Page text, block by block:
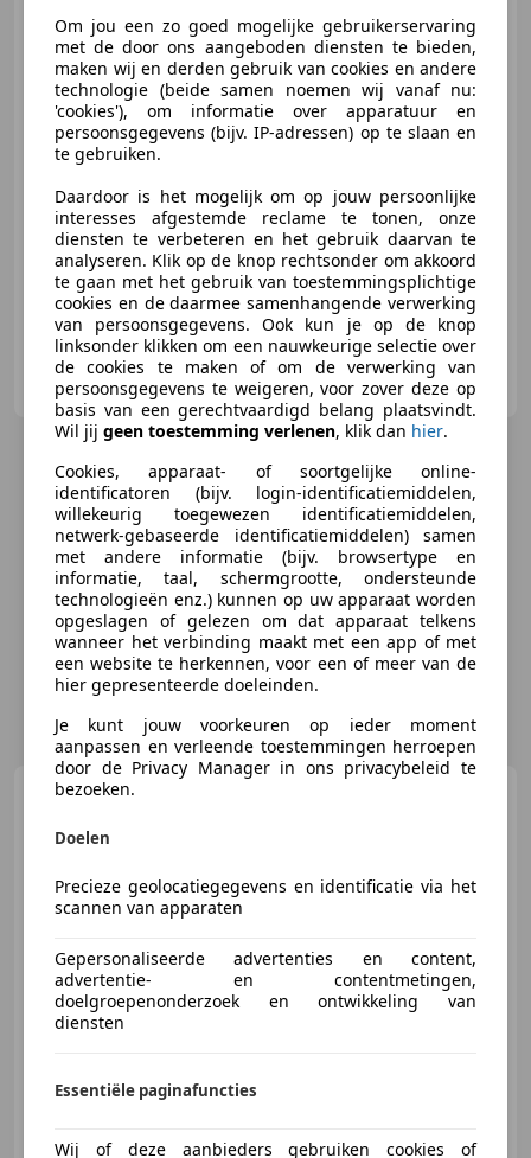
€ 5.950
01/2014 72.912 km Benzine
50 kW (68 PK)
Taeke Automotive
NL-7091 ZZ DINXPERLO
€ 3.844
07/2014 272.590 km
51 kW (69 PK)
NL-2803 PA GOUDA
Om jou een zo goed mogelijke gebruikerservaring
met de door ons aangeboden diensten te bieden,
maken wij en derden gebruik van cookies en andere
technologie (beide samen noemen wij vanaf nu:
'cookies'), om informatie over apparatuur en
persoonsgegevens (bijv. IP-adressen) op te slaan en
te gebruiken.
Daardoor is het mogelijk om op jouw persoonlijke
interesses afgestemde reclame te tonen, onze
diensten te verbeteren en het gebruik daarvan te
analyseren. Klik op de knop rechtsonder om akkoord
te gaan met het gebruik van toestemmingsplichtige
cookies en de daarmee samenhangende verwerking
van persoonsgegevens. Ook kun je op de knop
linksonder klikken om een nauwkeurige selectie over
de cookies te maken of om de verwerking van
persoonsgegevens te weigeren, voor zover deze op
basis van een gerechtvaardigd belang plaatsvindt.
Wil jij geen toestemming verlenen, klik dan hier.
Cookies, apparaat- of soortgelijke online-
identificatoren (bijv. login-identificatiemiddelen,
willekeurig toegewezen identificatiemiddelen,
netwerk-gebaseerde identificatiemiddelen) samen
met andere informatie (bijv. browsertype en
informatie, taal, schermgrootte, ondersteunde
technologieën enz.) kunnen op uw apparaat worden
opgeslagen of gelezen om dat apparaat telkens
wanneer het verbinding maakt met een app of met
een website te herkennen, voor een of meer van de
hier gepresenteerde doeleinden.
Je kunt jouw voorkeuren op ieder moment
aanpassen en verleende toestemmingen herroepen
door de Privacy Manager in ons privacybeleid te
bezoeken.
Doelen
Precieze geolocatiegegevens en identificatie via het
scannen van apparaten
Gepersonaliseerde advertenties en content,
advertentie- en contentmetingen,
doelgroepenonderzoek en ontwikkeling van
diensten
Essentiële paginafuncties
Wij of deze aanbieders gebruiken cookies of